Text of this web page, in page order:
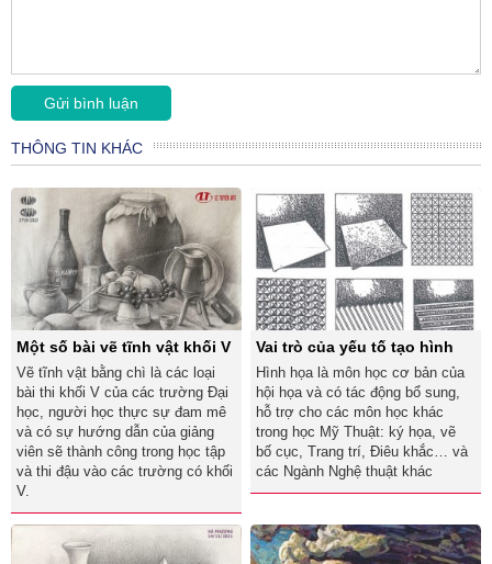
THÔNG TIN KHÁC
Một số bài vẽ tĩnh vật khối V
Vẽ tĩnh vật bằng chì là các loại
bài thi khối V của các trường Đại
học, người học thực sự đam mê
và có sự hướng dẫn của giảng
viên sẽ thành công trong học tập
và thi đậu vào các trường có khối
V.
Vai trò của yếu tố tạo hình
Hình họa là môn học cơ bản của
hội họa và có tác động bổ sung,
hỗ trợ cho các môn học khác
trong học Mỹ Thuật: ký họa, vẽ
bố cục, Trang trí, Điêu khắc… và
các Ngành Nghệ thuật khác